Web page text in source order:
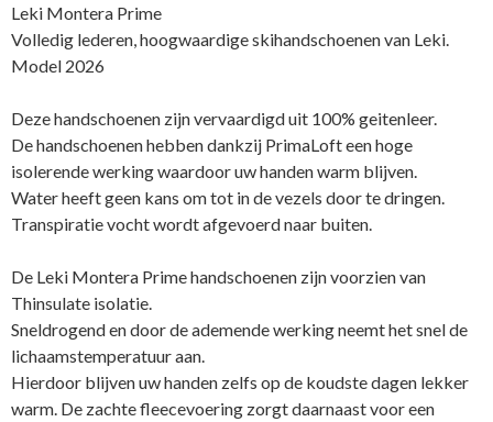
Leki Montera Prime
Volledig lederen, hoogwaardige skihandschoenen van Leki.
Model 2026
Deze handschoenen zijn vervaardigd uit 100% geitenleer.
De handschoenen hebben dankzij PrimaLoft een hoge
isolerende werking waardoor uw handen warm blijven.
Water heeft geen kans om tot in de vezels door te dringen.
Transpiratie vocht wordt afgevoerd naar buiten.
De Leki Montera Prime handschoenen zijn voorzien van
Thinsulate isolatie.
Sneldrogend en door de ademende werking neemt het snel de
lichaamstemperatuur aan.
Hierdoor blijven uw handen zelfs op de koudste dagen lekker
warm. De zachte fleecevoering zorgt daarnaast voor een